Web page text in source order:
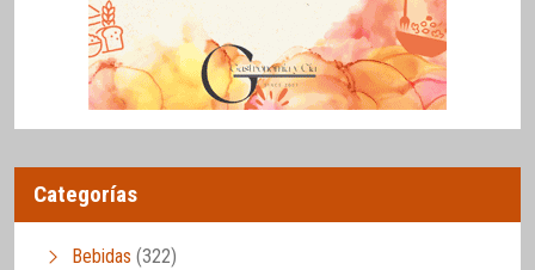
Categorías
Bebidas (322)